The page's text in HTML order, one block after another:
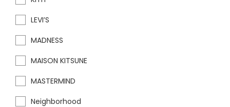
LEVI’S
MADNESS
MAISON KITSUNE
MASTERMIND
Neighborhood